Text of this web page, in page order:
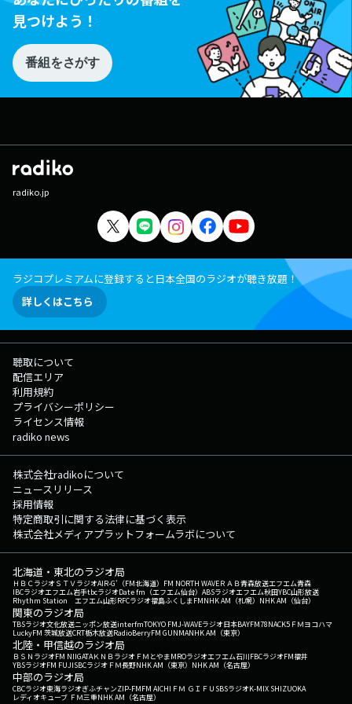
見つけよう！
番組をさがす
radiko.jp
ラジコプレミアムに登録すると日本全国のラジオが聴き放題！
詳しくはこちら
聴取について
配信エリア
利用規約
プライバシーポリシー
ライセンス情報
radiko news
株式会社radikoについて
ニュースリリース
採用情報
特定商取引に関する法律に基づく表示
株式会社メディアプラットフォームラボについて
北海道・東北のラジオ局
ＨＢＣラジオＳＴＶラジオAIR-G'（FM北海道） FM NORTH WAVEＲＡＢ青森放送エフエム青森
IBCラジオエフエム岩手tbcラジオDate fm（エフエム仙台） ABSラジオエフエム秋田YBC山形放送
Rhythm Station エフエム山形RFCラジオ福島ふくしまFMNHK AM（札幌） NHK AM（仙台）
関東のラジオ局
TBSラジオ文化放送ニッポン放送interfmTOKYO FMJ-WAVEラジオ日本BAYFM78NACK5 ＦＭヨコハマ
LuckyFM 茨城放送CRT栃木放送RadioBerryFM GUNMANHK AM（東京）
北陸・甲信越のラジオ局
ＢＳＮラジオFM NIIGATAＫＮＢラジオ ＦＭとやまMROラジオエフエム石川FBCラジオFM福井
YBSラジオFM FUJISBCラジオ ＦＭ長野NHK AM（東京） NHK AM（名古屋）
中部のラジオ局
CBCラジオ東海ラジオぎふチャンZIP-FMFM AICHI ＦＭ ＧＩＦＵ SBSラジオK-MIX SHIZUOKA
レディオキューブ ＦＭ三重NHK AM（名古屋）